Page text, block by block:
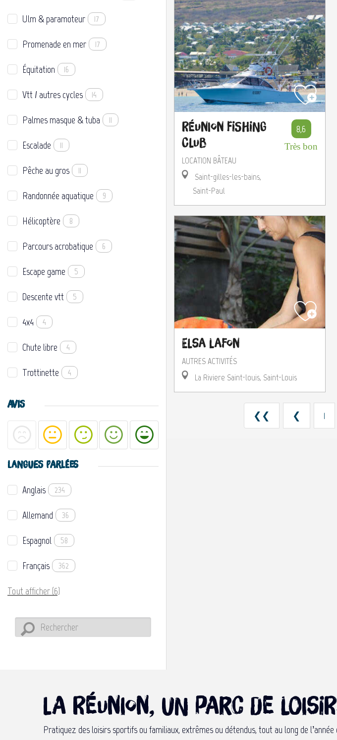
Ulm & paramoteur 17
Promenade en mer 17
Équitation 16
Vtt / autres cycles 14
Palmes masque & tuba 11
Escalade 11
Pêche au gros 11
Randonnée aquatique 9
Hélicoptère 8
Parcours acrobatique 6
Escape game 5
Descente vtt 5
4x4 4
Chute libre 4
Trottinette 4
AVIS
LANGUES PARLÉES
Anglais 234
Allemand 36
Espagnol 58
Français 362
Tout afficher (6)
Réunion Fishing
Club
LOCATION BÂTEAU
Saint-gilles-les-bains,
Saint-Paul
8,6
Très bon
Elsa Lafon
AUTRES ACTIVITÉS
La Riviere Saint-louis, Saint-Louis
❮❮ ❮ 1
La Réunion, un parc de
Pratiquez des loisirs sportifs ou familiaux, extrêmes ou détendus, tout au long de